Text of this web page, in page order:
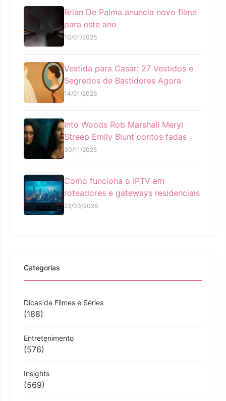
Brian De Palma anuncia novo filme
para este ano
10/01/2026
Vestida para Casar: 27 Vestidos e
Segredos de Bastidores Agora
14/01/2026
Into Woods Rob Marshall Meryl
Streep Emily Blunt contos fadas
30/11/2025
Como funciona o IPTV em
roteadores e gateways residenciais
22/03/2026
Categorias
Dicas de Filmes e Séries
(188)
Entretenimento
(576)
Insights
(569)